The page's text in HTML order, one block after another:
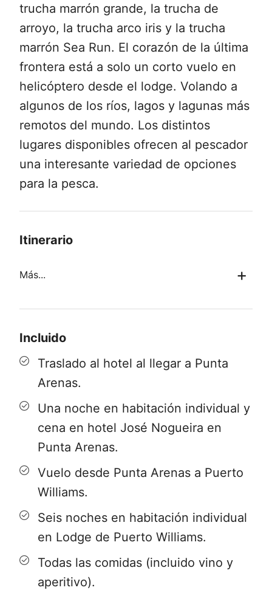
trucha marrón grande, la trucha de
arroyo, la trucha arco iris y la trucha
marrón Sea Run. El corazón de la última
frontera está a solo un corto vuelo en
helicóptero desde el lodge. Volando a
algunos de los ríos, lagos y lagunas más
remotos del mundo. Los distintos
lugares disponibles ofrecen al pescador
una interesante variedad de opciones
para la pesca.
Itinerario
Más...
Nuestro programa comienza en Punta
Arenas con una noche en el Hotel José
Nogueira o similar, donde el grupo se
arreglos necesarios para los siguientes
días.
Día 2
Desde Punta Arenas:
Vuelo en Aerovías DAP hasta la ciudad
de Puerto Williams. En el trayecto se
disfruta de un paisaje sobrecogedor que
Incluido
Traslado al hotel al llegar a Punta
Arenas.
Una noche en habitación individual y
cena en hotel José Nogueira en
Punta Arenas.
Vuelo desde Punta Arenas a Puerto
Williams.
Seis noches en habitación individual
en Lodge de Puerto Williams.
Todas las comidas (incluido vino y
aperitivo).